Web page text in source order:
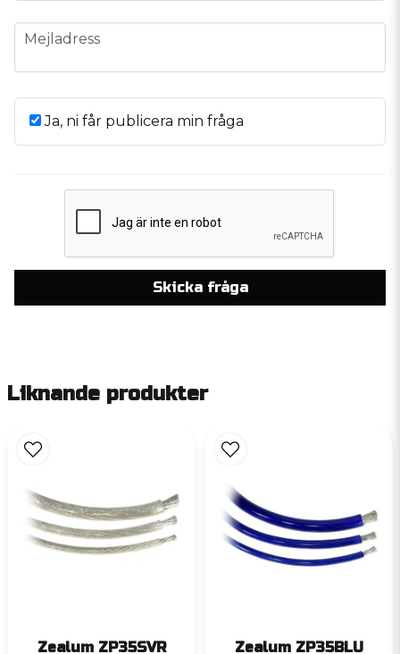
email
Mejladress
Ja, ni får publicera min fråga
Skicka fråga
Liknande produkter
Zealum ZP35SVR
Zealum ZP35BLU